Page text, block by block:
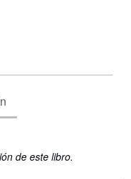
de este libro.